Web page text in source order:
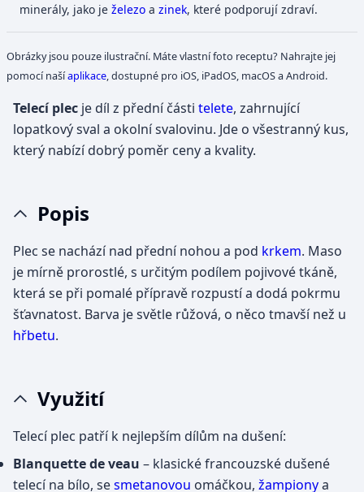
minerály, jako ježelezo azinek, které podporují zdraví.
Obrázky jsou pouze ilustrační. Máte vlastní foto receptu? Nahrajte jej
pomocí našíaplikace , dostupné pro iOS, iPadOS, macOS a Android.
Telecí plec je díl z přední části telete, zahrnující
lopatkový sval a okolní svalovinu. Jde o všestranný kus,
který nabízí dobrý poměr ceny a kvality.
Popis
Plec se nachází nad přední nohou a pod krkem. Maso
je mírně prorostlé, s určitým podílem pojivové tkáně,
která se při pomalé přípravě rozpustí a dodá pokrmu
šťavnatost. Barva je světle růžová, o něco tmavší než u
hřbetu.
Využití
Telecí plec patří k nejlepším dílům na dušení:
Blanquette de veau – klasické francouzské dušené
telecí na bílo, sesmetanovou omáčkou, žampionya